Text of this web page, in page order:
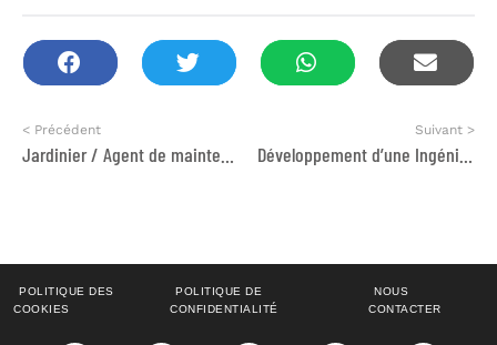
< Précédent Suivant >
POLITIQUE DES
COOKIES
POLITIQUE DE
CONFIDENTIALITÉ
NOUS
CONTACTER